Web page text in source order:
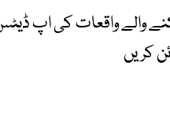
والے واقعات کی اپ
کریں